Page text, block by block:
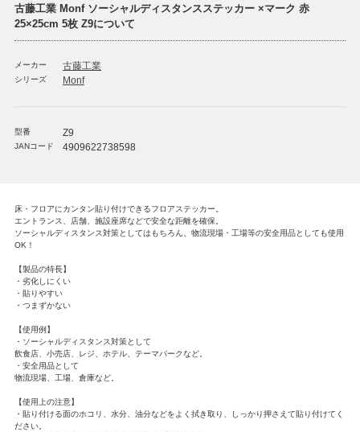
古藤工業 Monf ソーシャルディスタンスステッカー ×マーク 赤
25×25cm 5枚 Z9について
メーカー 古藤工業
シリーズ Monf
型番 Z9
JANコード 4909622738598
床・フロアにカンタン貼り付けできるフロアステッカー。
エントランス、店舗、施設座席などで安全な距離を確保。
ソーシャルディスタンス対策としてはもちろん、物流現場・工場等の安全用品としても使用
OK！
【製品の特長】
・劣化しにくい
・貼りやすい
・つまずかない
【使用例】
・ソーシャルディスタンス対策として
飲食店、小売店、レジ、ホテル、テーマパークなど。
・安全用品として
物流現場、工場、倉庫など。
【使用上の注意】
・貼り付ける面のホコリ、水分、油分などをよく拭き取り、しっかり押さえて貼り付けてく
ださい。